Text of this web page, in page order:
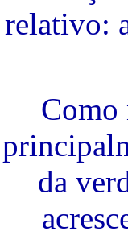
relativo:
Como
da